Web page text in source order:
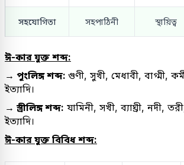
সহযোগিতা সহপাঠিনী স্থায়িত্ব
ঈ-কার যুক্ত শব্দ:
→ পুংলিঙ্গ শব্দ: গুণী, সুখী, মেধাবী, বাগ্মী,
ইত্যাদি।
→ স্ত্রীলিঙ্গ শব্দ: যামিনী, সখী, ব্যাঘ্রী, নদী,
ইত্যাদি।
ঈ-কার যুক্ত বিবিধ শব্দ: